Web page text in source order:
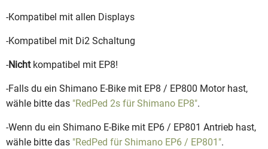
-Kompatibel mit allen Displays
-Kompatibel mit Di2 Schaltung
-Nichtkompatibel mit EP8!
-Falls du ein Shimano E-Bike mit EP8 / EP800 Motor hast,
wähle bitte das "RedPed 2s für Shimano EP8".
-Wenn du ein Shimano E-Bike mit EP6 / EP801 Antrieb hast,
wähle bitte das "RedPed für Shimano EP6 / EP801".